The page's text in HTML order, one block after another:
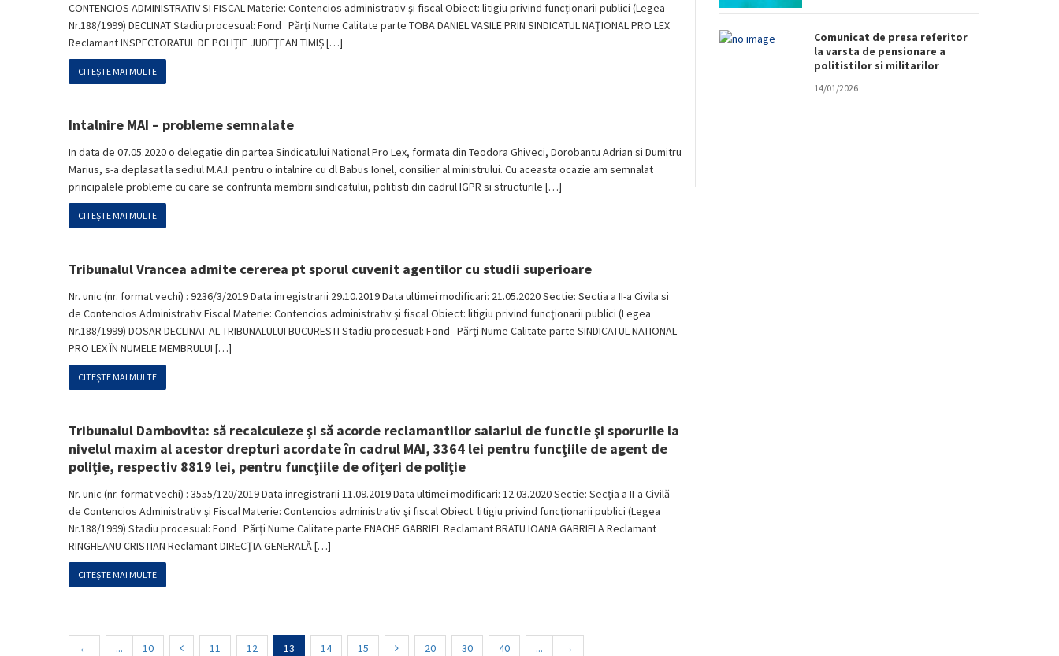
CONTENCIOS ADMINISTRATIV SI FISCAL Materie: Contencios administrativ şi fiscal Obiect: litigiu privind funcţionarii publici (Legea
Nr.188/1999) DECLINAT Stadiu procesual: Fond Părţi Nume Calitate parte TOBA DANIEL VASILE PRIN SINDICATUL NAŢIONAL PRO LEX
Reclamant INSPECTORATUL DE POLIŢIE JUDEŢEAN TIMIŞ […]
CITEȘTE MAI MULTE
Intalnire MAI – probleme semnalate
In data de 07.05.2020 o delegatie din partea Sindicatului National Pro Lex, formata din Teodora Ghiveci, Dorobantu Adrian si Dumitru
Marius, s-a deplasat la sediul M.A.I. pentru o intalnire cu dl Babus Ionel, consilier al ministrului. Cu aceasta ocazie am semnalat
principalele probleme cu care se confrunta membrii sindicatului, politisti din cadrul IGPR si structurile […]
CITEȘTE MAI MULTE
Tribunalul Vrancea admite cererea pt sporul cuvenit agentilor cu studii superioare
Nr. unic (nr. format vechi) : 9236/3/2019 Data inregistrarii 29.10.2019 Data ultimei modificari: 21.05.2020 Sectie: Sectia a II-a Civila si
de Contencios Administrativ Fiscal Materie: Contencios administrativ şi fiscal Obiect: litigiu privind funcţionarii publici (Legea
Nr.188/1999) DOSAR DECLINAT AL TRIBUNALULUI BUCURESTI Stadiu procesual: Fond Părţi Nume Calitate parte SINDICATUL NATIONAL
PRO LEX ÎN NUMELE MEMBRULUI […]
CITEȘTE MAI MULTE
Tribunalul Dambovita: să recalculeze şi să acorde reclamantilor salariul de functie şi sporurile la
nivelul maxim al acestor drepturi acordate în cadrul MAI, 3364 lei pentru funcţiile de agent de
poliţie, respectiv 8819 lei, pentru funcţiile de ofiţeri de poliţie
Nr. unic (nr. format vechi) : 3555/120/2019 Data inregistrarii 11.09.2019 Data ultimei modificari: 12.03.2020 Sectie: Secţia a II-a Civilă
de Contencios Administrativ şi Fiscal Materie: Contencios administrativ şi fiscal Obiect: litigiu privind funcţionarii publici (Legea
Nr.188/1999) Stadiu procesual: Fond Părţi Nume Calitate parte ENACHE GABRIEL Reclamant BRATU IOANA GABRIELA Reclamant
RINGHEANU CRISTIAN Reclamant DIRECŢIA GENERALĂ […]
CITEȘTE MAI MULTE
← ... 10 11 12 13 14 15 20 30 40 ... →
Comunicat de presa referitor
la varsta de pensionare a
politistilor si militarilor
14/01/2026